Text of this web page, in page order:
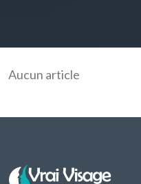
Aucun article